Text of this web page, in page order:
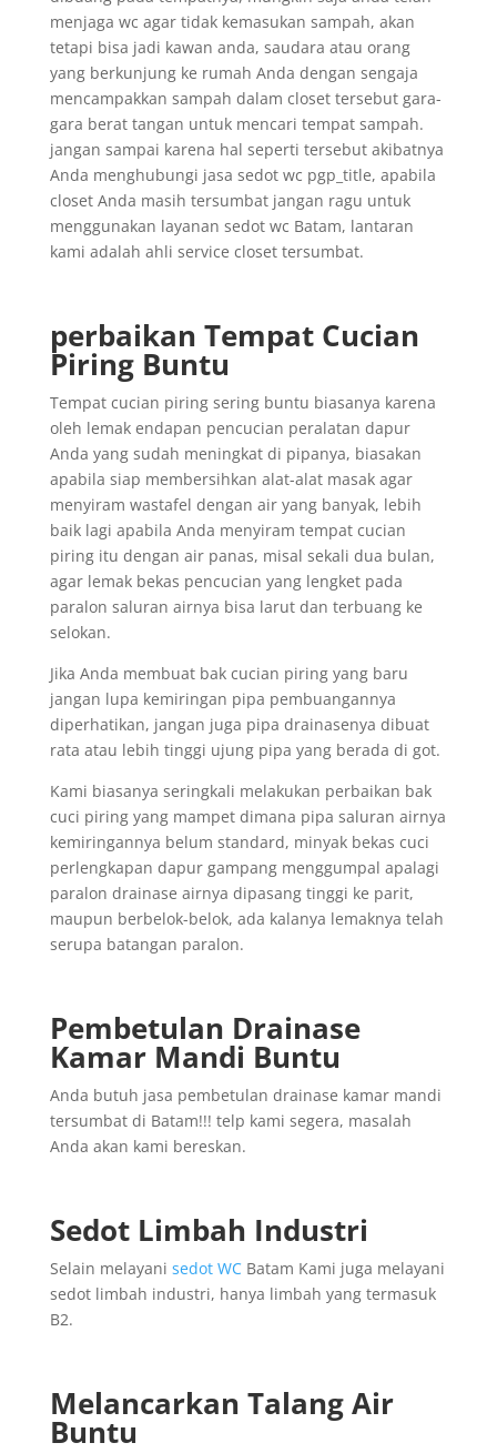
menjaga wc agar tidak kemasukan sampah, akan
tetapi bisa jadi kawan anda, saudara atau orang
yang berkunjung ke rumah Anda dengan sengaja
mencampakkan sampah dalam closet tersebut gara-
gara berat tangan untuk mencari tempat sampah.
jangan sampai karena hal seperti tersebut akibatnya
Anda menghubungi jasa sedot wc pgp_title, apabila
closet Anda masih tersumbat jangan ragu untuk
menggunakan layanan sedot wc Batam, lantaran
kami adalah ahli service closet tersumbat.
perbaikan Tempat Cucian
Piring Buntu
Tempat cucian piring sering buntu biasanya karena
oleh lemak endapan pencucian peralatan dapur
Anda yang sudah meningkat di pipanya, biasakan
apabila siap membersihkan alat-alat masak agar
menyiram wastafel dengan air yang banyak, lebih
baik lagi apabila Anda menyiram tempat cucian
piring itu dengan air panas, misal sekali dua bulan,
agar lemak bekas pencucian yang lengket pada
paralon saluran airnya bisa larut dan terbuang ke
selokan.
Jika Anda membuat bak cucian piring yang baru
jangan lupa kemiringan pipa pembuangannya
diperhatikan, jangan juga pipa drainasenya dibuat
rata atau lebih tinggi ujung pipa yang berada di got.
Kami biasanya seringkali melakukan perbaikan bak
cuci piring yang mampet dimana pipa saluran airnya
kemiringannya belum standard, minyak bekas cuci
perlengkapan dapur gampang menggumpal apalagi
paralon drainase airnya dipasang tinggi ke parit,
maupun berbelok-belok, ada kalanya lemaknya telah
serupa batangan paralon.
Pembetulan Drainase
Kamar Mandi Buntu
Anda butuh jasa pembetulan drainase kamar mandi
tersumbat di Batam!!! telp kami segera, masalah
Anda akan kami bereskan.
Sedot Limbah Industri
Selain melayani sedot WCBatam Kami juga melayani
sedot limbah industri, hanya limbah yang termasuk
B2.
Melancarkan Talang Air
Buntu